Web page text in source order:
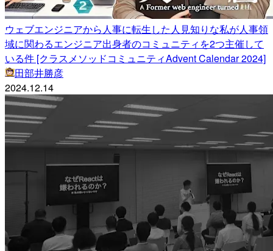
ウェブエンジニアから人事に転生した人見知りな私が人事領
域に関わるエンジニア出身者のコミュニティを2つ主催して
いる件 [クラスメソッドコミュニティAdvent Calendar 2024]
田部井勝彦
2024.12.14